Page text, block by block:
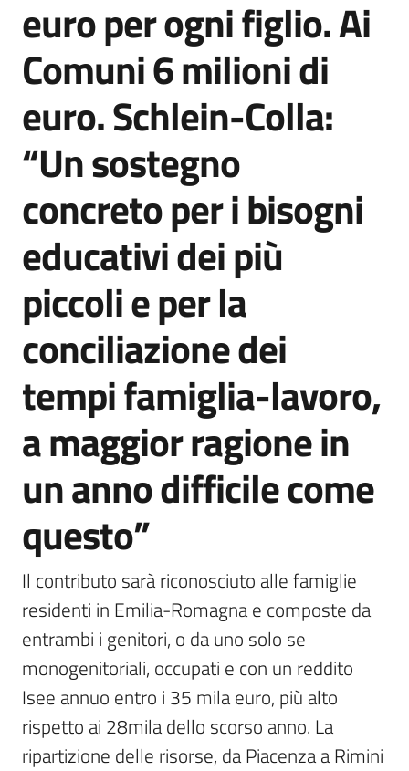
su
euro per ogni figlio. Ai
Comuni 6 milioni di
euro. Schlein-Colla:
“Un sostegno
concreto per i bisogni
educativi dei più
piccoli e per la
conciliazione dei
tempi famiglia-lavoro,
a maggior ragione in
un anno difficile come
questo”
Il contributo sarà riconosciuto alle famiglie
residenti in Emilia-Romagna e composte da
entrambi i genitori, o da uno solo se
monogenitoriali, occupati e con un reddito
Isee annuo entro i 35 mila euro, più alto
rispetto ai 28mila dello scorso anno. La
ripartizione delle risorse, da Piacenza a Rimini